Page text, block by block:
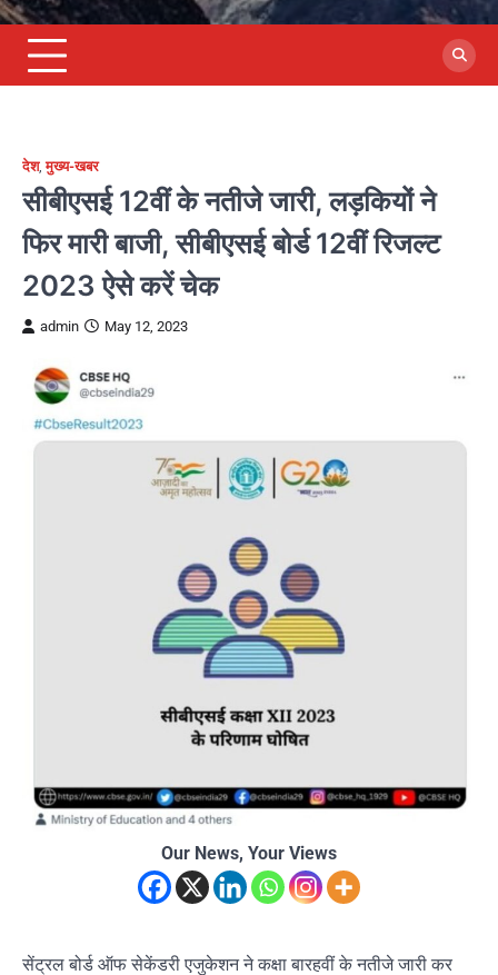
देश,मुख्य-खबर
सीबीएसई 12वीं के नतीजे जारी, लड़कियों ने
फिर मारी बाजी, सीबीएसई बोर्ड 12वीं रिजल्ट
2023 ऐसे करें चेक
admin May 12, 2023
Our News, Your Views
सेंट्रल बोर्ड ऑफ सेकेंडरी एजुकेशन ने कक्षा बारहवीं के नतीजे जारी कर